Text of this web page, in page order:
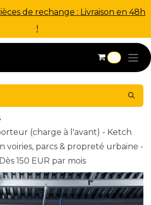
de rechange : Livraison en 48h
!
0
(charge à l'avant) - Ketch
voiries, parcs & propreté urbaine -
150 EUR par mois